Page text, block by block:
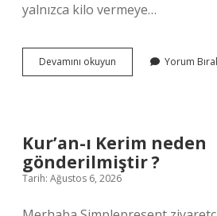
yalnızca kilo vermeye…
Devamını okuyun
50
Yorum
Kur’an-ı Kerim neden
gönderilmiştir ?
Tarih: Ağustos 6, 2026